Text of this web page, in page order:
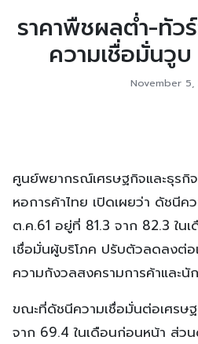
ราคาพืชผลต่ำ-ทั
ความเชื่อมั่นวู
November 5,
ศูนย์พยากรณ์เศรษฐกิจและธุรกิ
หอการค้าไทย เปิดเผยว่า ดัชนีค
ต.ค.61 อยู่ที่ 81.3 จาก 82.3 ใน
เชื่อมั่นผู้บริโภค ปรับตัวลดลงต่อ
ความกังวลสงครามการค้าและ
ขณะที่ดัชนีความเชื่อมั่นต่อเศรษ
จาก 69.4 ในเดือนก่อนหน้า ส่ว